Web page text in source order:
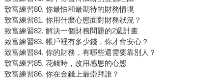
致富練習80. 你最怕和最期待的財務情境
致富練習81. 你用什麼心態面對財務狀況？
致富練習82. 解決一個財務問題的2週計畫
致富練習83. 帳戶裡有多少錢，你才會安心？
致富練習84. 你的財務，有哪些還需要靠別人？
致富練習85. 花錢時，改用感恩的心態
致富練習86. 你在金錢上最崇拜誰？